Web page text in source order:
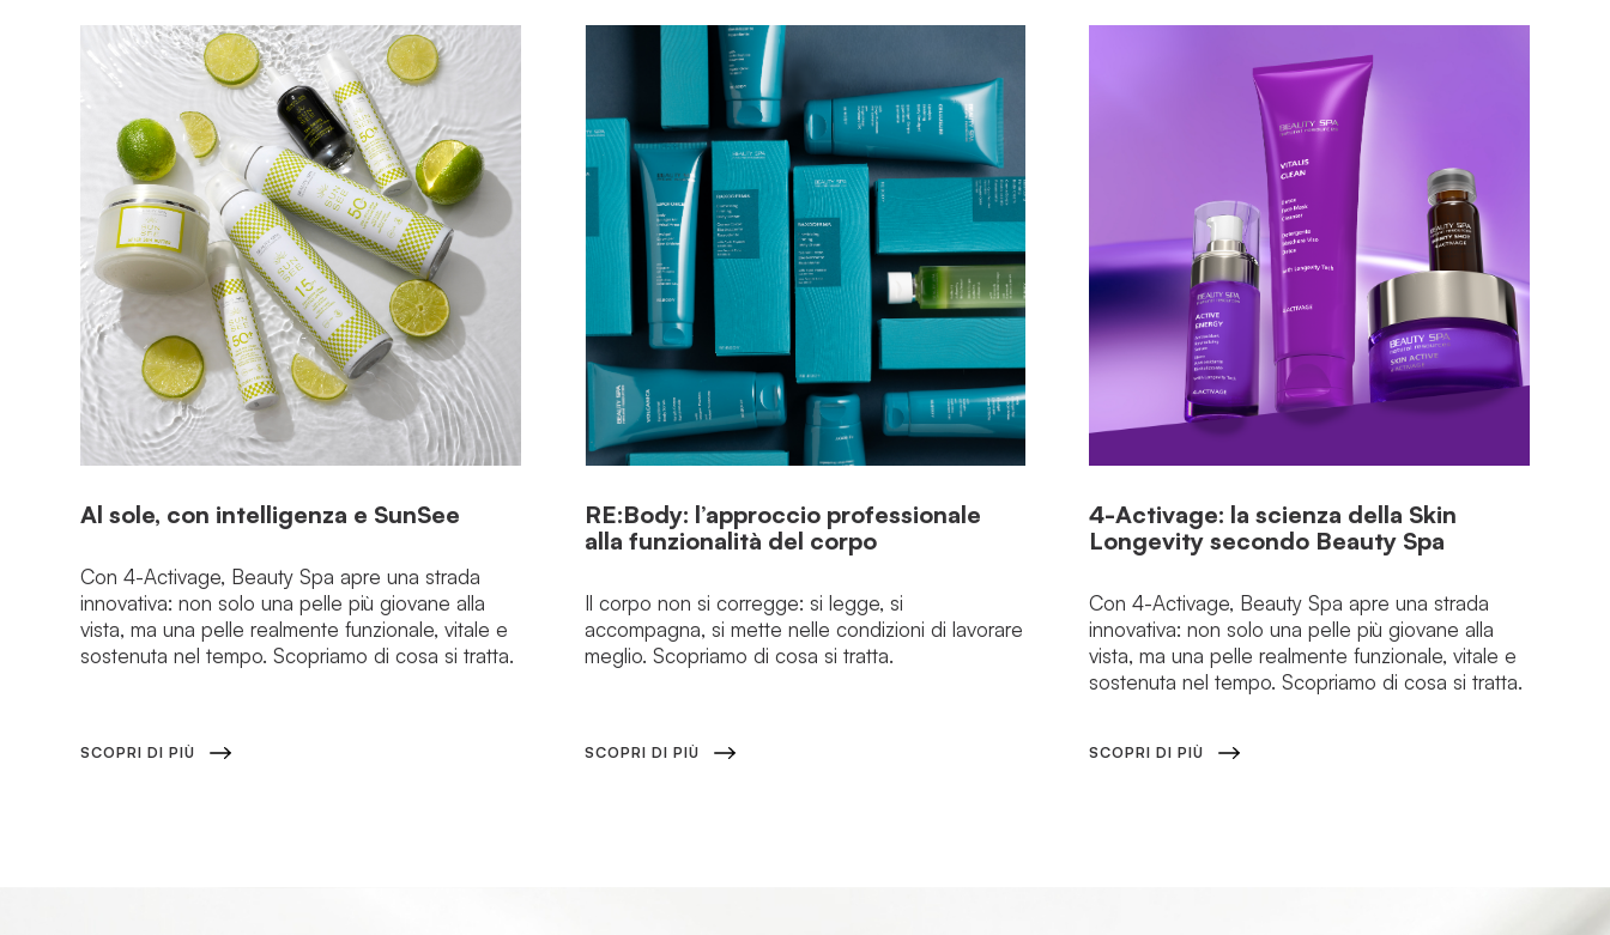
Al sole, con intelligenza e SunSee
Con 4-Activage, Beauty Spa apre una strada
innovativa: non solo una pelle più giovane alla
vista, ma una pelle realmente funzionale, vitale e
sostenuta nel tempo. Scopriamo di cosa si tratta.
SCOPRI DI PIÙ
RE:Body: l’approccio professionale
alla funzionalità del corpo
Il corpo non si corregge: si legge, si
accompagna, si mette nelle condizioni di lavorare
meglio. Scopriamo di cosa si tratta.
SCOPRI DI PIÙ
4-Activage: la scienza della Skin
Longevity secondo Beauty Spa
Con 4-Activage, Beauty Spa apre una strada
innovativa: non solo una pelle più giovane alla
vista, ma una pelle realmente funzionale, vitale e
sostenuta nel tempo. Scopriamo di cosa si tratta.
SCOPRI DI PIÙ